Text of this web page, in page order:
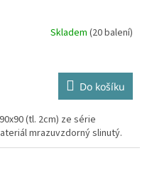
Skladem (20 balení)
Do košíku
(tl. 2cm) ze série
mrazuvzdorný slinutý.